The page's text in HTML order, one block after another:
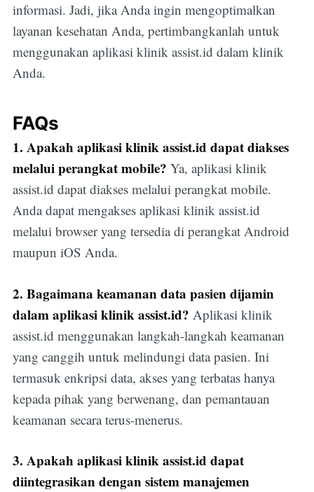
informasi. Jadi, jika Anda ingin mengoptimalkan
layanan kesehatan Anda, pertimbangkanlah untuk
menggunakan aplikasi klinik assist.id dalam klinik
Anda.
FAQs
1. Apakah aplikasi klinik assist.id dapat diakses
melalui perangkat mobile? Ya, aplikasi klinik
assist.id dapat diakses melalui perangkat mobile.
Anda dapat mengakses aplikasi klinik assist.id
melalui browser yang tersedia di perangkat Android
maupun iOS Anda.
2. Bagaimana keamanan data pasien dijamin
dalam aplikasi klinik assist.id? Aplikasi klinik
assist.id menggunakan langkah-langkah keamanan
yang canggih untuk melindungi data pasien. Ini
termasuk enkripsi data, akses yang terbatas hanya
kepada pihak yang berwenang, dan pemantauan
keamanan secara terus-menerus.
3. Apakah aplikasi klinik assist.id dapat
diintegrasikan dengan sistem manajemen